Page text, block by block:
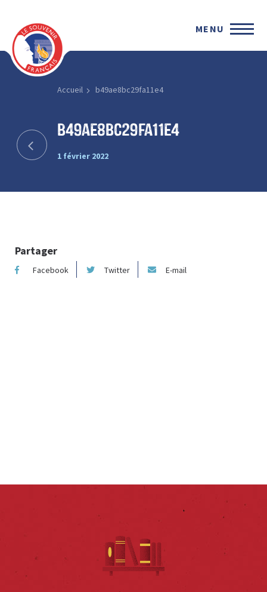
MENU
Accueil b49ae8bc29fa11e4
b49ae8bc29fa11e4
1 février 2022
Partager
Facebook Twitter E-mail